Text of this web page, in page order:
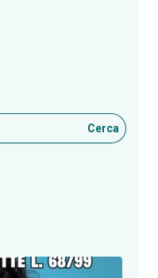
Cerca